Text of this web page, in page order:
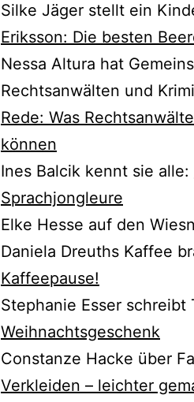
Silke Jäger stellt ein
Eriksson: Die bes­ten
Nessa Altura hat
Rechtsanwälten und
Rede: Was
können
Ines Balcik kennt sie alle:
Sprachjongleure
Elke Hesse auf den
Daniela Dreuths Kaffee
Kaffeepause!
Stephanie Esser schreibt
Weihnachtsgeschenk
Constanze Hacke über
Verkleiden – leich­ter